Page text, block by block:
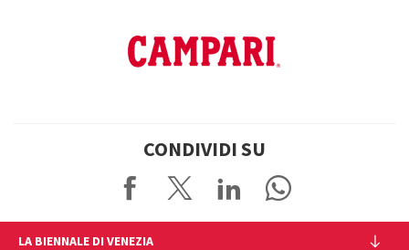
CONDIVIDI SU
LA BIENNALE DI VENEZIA